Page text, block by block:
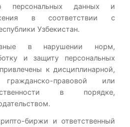
о персональных данных и
в соответствии с
Узбекистан.
в нарушении норм,
и защиту персональных
к дисциплинарной,
гражданско-правовой или
в порядке,
биржи и ответственный